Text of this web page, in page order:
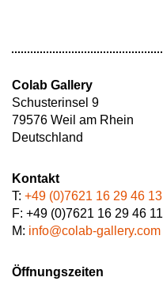
Colab Gallery
Schusterinsel 9
79576 Weil am Rhein
Deutschland
Kontakt
T: +49 (0)7621 16 29 46 13
F: +49 (0)7621 16 29 46 11
M: info@colab-gallery.com
Öffnungszeiten